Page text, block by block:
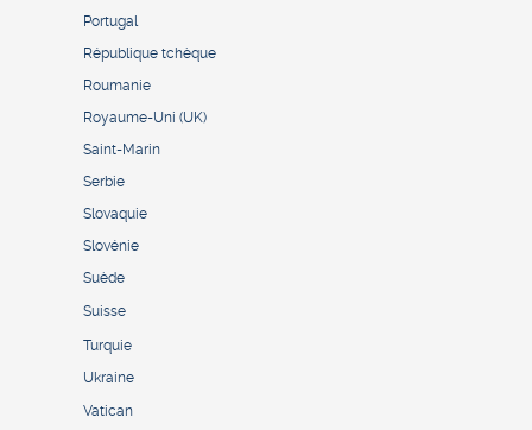
Portugal
République tchèque
Roumanie
Royaume-Uni (UK)
Saint-Marin
Serbie
Slovaquie
Slovénie
Suède
Suisse
Turquie
Ukraine
Vatican